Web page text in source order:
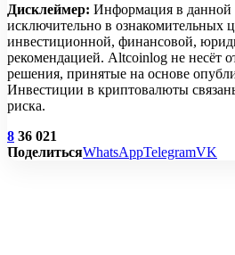
Дисклеймер: Информация в данной
исключительно в ознакомительных
инвестиционной, финансовой,
рекомендацией. Altcoinlog не несёт
решения, принятые на основе
Инвестиции в криптовалюты
риска.
8 36 021
ПоделитьсяWhatsAppTelegramVK